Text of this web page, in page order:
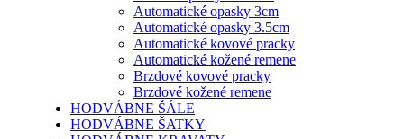
Automatické opasky 3cm
Automatické opasky 3.5cm
Automatické kovové pracky
Automatické kožené remene
Brzdové kovové pracky
Brzdové kožené remene
HODVÁBNE ŠÁLE
HODVÁBNE ŠATKY